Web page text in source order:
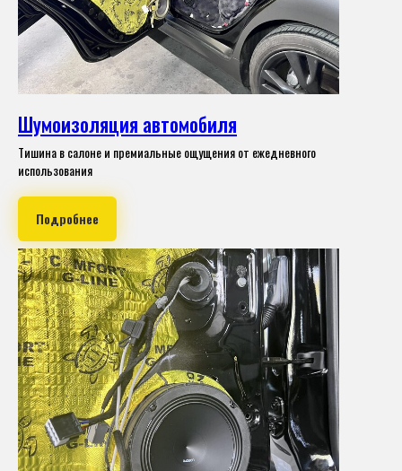
Шумоизоляция автомобиля
Тишина в салоне и премиальные ощущения от ежедневного
использования
Подробнее